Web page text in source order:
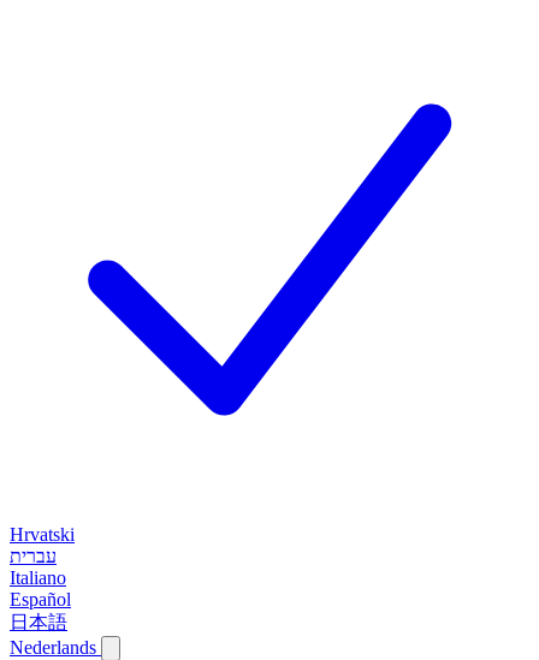
Hrvatski
עברית
Italiano
Español
日本語
Nederlands